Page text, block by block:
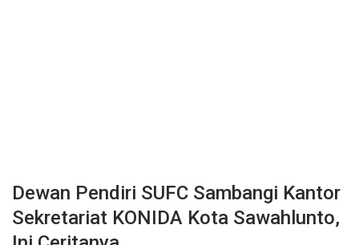
Dewan Pendiri SUFC Sambangi Kantor
Sekretariat KONIDA Kota Sawahlunto,